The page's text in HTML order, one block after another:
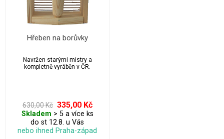
Hřeben na borůvky
Navržen starými mistry a
kompletně vyráběn v ČR.
630,00 Kč 335,00 Kč
Skladem > 5 a více ks
do st 12.8. u Vás
nebo ihned Praha-západ